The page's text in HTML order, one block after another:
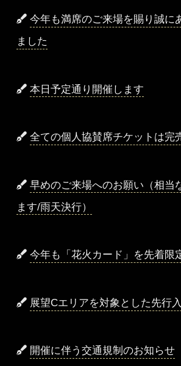
今年も満席のご来場を賜り誠に
ました
本日予定通り開催します
全ての個人協賛席チケットは完
早めのご来場へのお願い（相当
ます/雨天決行）
今年も「花火カード」を先着限
展望Cエリアを対象とした先行
開催に伴う交通規制のお知らせ